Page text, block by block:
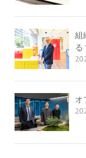
組
る
オ